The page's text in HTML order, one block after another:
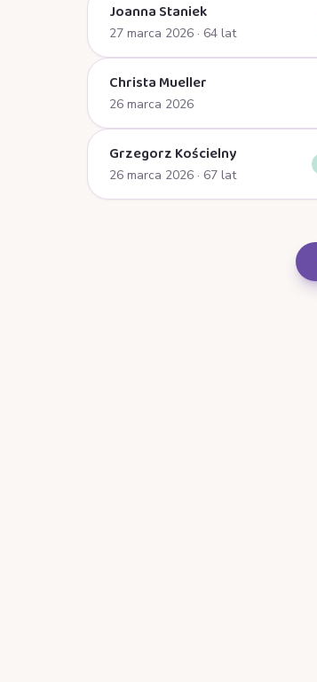
Joanna Staniek
27 marca 2026 · 64 lat
Christa Mueller
26 marca 2026
Grzegorz Kościelny
26 marca 2026 · 67 lat